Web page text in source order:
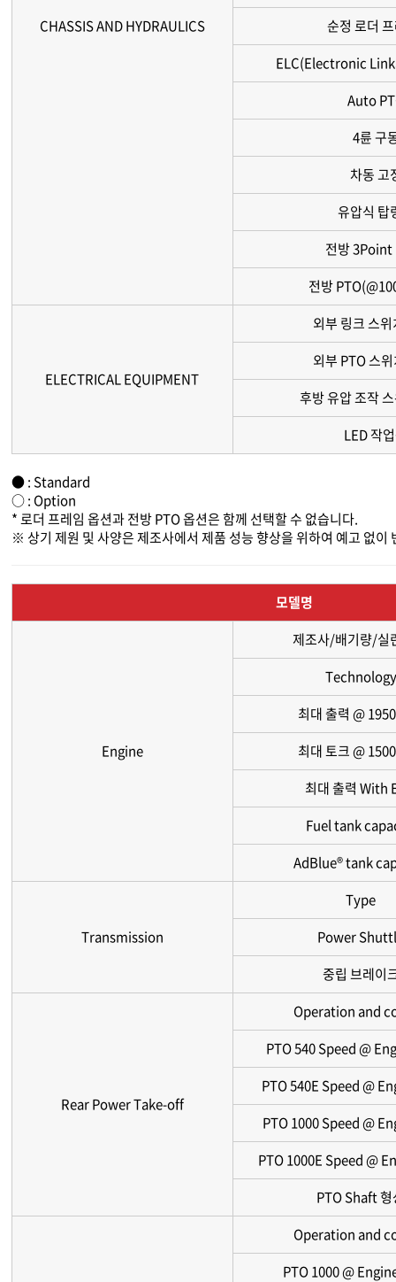
CHASSIS AND HYDRAULICS
순정 로더
ELC(Electronic
Auto
4륜 구
차동 고
유압식 탑
전방 3Point
전방
ELECTRICAL EQUIPMENT
외부 링크 스
외부 PTO 스
후방 유압 조작
LED 작
● : Standard
○ : Option
* 로더 프레임 옵션과 전방 PTO 옵션은 함께 선택할 수 없습니다.
※ 상기 제원 및 사양은 제조사에서 제품 성능 향상을 위하여 예고 없이
모델명
Engine
제조사/배기량/실
Technology
최대 출력 @
최대 토크 @
최대 출력 With
Fuel tank
AdBlue® tank
Transmission
Type
Power
중립 브레이
Rear Power Take-off
Operation and
PTO 540 Speed @
PTO 540E Speed @
PTO 1000 Speed @
PTO 1000E Speed @
PTO Shaft 형
Operation and
PTO 1000 @